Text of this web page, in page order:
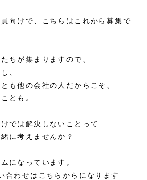
向けで、こちらはこれから募集で
ちが集まりますので、
、
も他の会社の人だからこそ、
とも。
では解決しないことって
に考えませんか？
になっています。
合わせはこちらからになります